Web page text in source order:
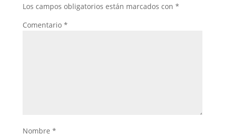
Los campos obligatorios están marcados con *
Comentario *
Nombre *